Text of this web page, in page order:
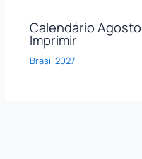
Calendário
Imprimir
Brasil 2027